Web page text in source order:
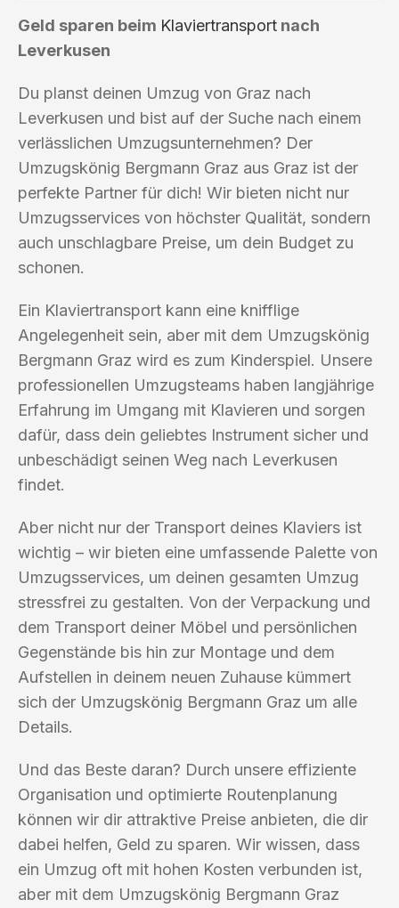
Geld sparen beim Klaviertransport nach
Leverkusen
Du planst deinen Umzug von Graz nach
Leverkusen und bist auf der Suche nach einem
verlässlichen Umzugsunternehmen? Der
Umzugskönig Bergmann Graz aus Graz ist der
perfekte Partner für dich! Wir bieten nicht nur
Umzugsservices von höchster Qualität, sondern
auch unschlagbare Preise, um dein Budget zu
schonen.
Ein Klaviertransport kann eine knifflige
Angelegenheit sein, aber mit dem Umzugskönig
Bergmann Graz wird es zum Kinderspiel. Unsere
professionellen Umzugsteams haben langjährige
Erfahrung im Umgang mit Klavieren und sorgen
dafür, dass dein geliebtes Instrument sicher und
unbeschädigt seinen Weg nach Leverkusen
findet.
Aber nicht nur der Transport deines Klaviers ist
wichtig – wir bieten eine umfassende Palette von
Umzugsservices, um deinen gesamten Umzug
stressfrei zu gestalten. Von der Verpackung und
dem Transport deiner Möbel und persönlichen
Gegenstände bis hin zur Montage und dem
Aufstellen in deinem neuen Zuhause kümmert
sich der Umzugskönig Bergmann Graz um alle
Details.
Und das Beste daran? Durch unsere effiziente
Organisation und optimierte Routenplanung
können wir dir attraktive Preise anbieten, die dir
dabei helfen, Geld zu sparen. Wir wissen, dass
ein Umzug oft mit hohen Kosten verbunden ist,
aber mit dem Umzugskönig Bergmann Graz